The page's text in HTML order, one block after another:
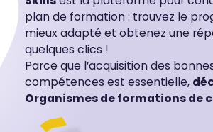
plan de formation : trouvez le
mieux adapté et obtenez une
quelques clics !
Parce que l’acquisition des
compétences est essentielle,
Organismes de formations de